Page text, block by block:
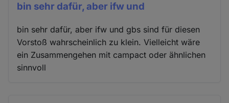
bin sehr dafür, aber ifw und
bin sehr dafür, aber ifw und gbs sind für diesen
Vorstoß wahrscheinlich zu klein. Vielleicht wäre
ein Zusammengehen mit campact oder ähnlichen
sinnvoll